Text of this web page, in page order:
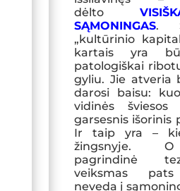
dėlto
SĄMONINGAS.
„kultūrinio
kartais yra
patologiškai
gyliu. Jie atveria
darosi baisu:
vidinės
garsesnis išorinis
Ir taip yra –
žingsnyje.
pagrindinė
veiksmas
neveda į